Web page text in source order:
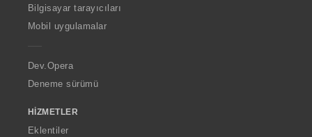
O
p
a
Bilgisayar tarayıcıları
Mobil uygulamalar
Dev.Opera
Deneme sürümü
HIZMETLER
Eklentiler